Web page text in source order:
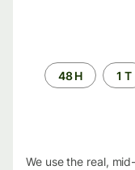
Time
period
48 H 1 T
We use the real,